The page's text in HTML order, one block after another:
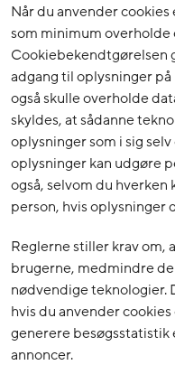
Når du anvender
som minimum
Cookiebekendtgørelsen
adgang til oplysninger
også skulle overholde
skyldes, at sådanne
oplysninger som i sig
oplysninger kan udgøre
også, selvom du
person, hvis oplysninger
Reglerne stiller krav om,
brugerne, medmindre
nødvendige teknologier.
hvis du anvender
generere
annoncer.